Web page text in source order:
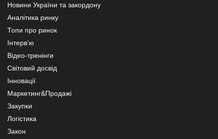
Новини України та закордону
Аналітика ринку
Топи про ринок
Інтерв’ю
Відео-тренінги
Світовий досвід
Інновації
Маркетинг&Продажі
Закупки
Логістика
Закон